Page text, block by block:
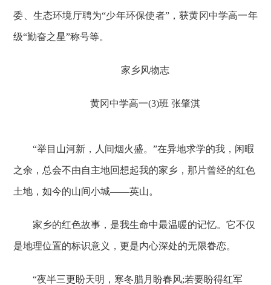
委、生态环境厅聘为“少年环保使者”，获黄冈中学高一年
级“勤奋之星”称号等。
家乡风物志
黄冈中学高一(3)班 张肇淇
“举目山河新，人间烟火盛。”在异地求学的我，闲暇
之余，总会不由自主地回想起我的家乡，那片曾经的红色
土地，如今的山间小城——英山。
家乡的红色故事，是我生命中最温暖的记忆。它不仅
是地理位置的标识意义，更是内心深处的无限眷恋。
“夜半三更盼天明，寒冬腊月盼春风;若要盼得红军